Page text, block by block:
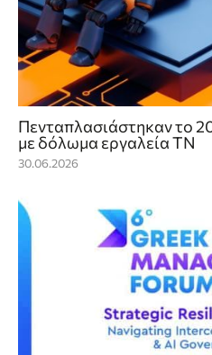
Πενταπλασιάστηκαν το
με δόλωμα εργαλεία ΤΝ
30.06.2026